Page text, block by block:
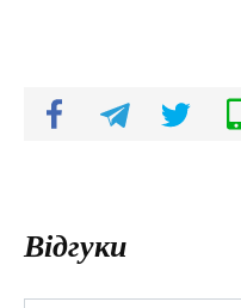
Відгуки